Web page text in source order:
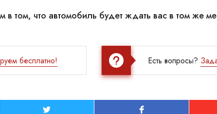
том, что автомобиль будет ждать вас в том же
бесплатно! Есть вопросы?